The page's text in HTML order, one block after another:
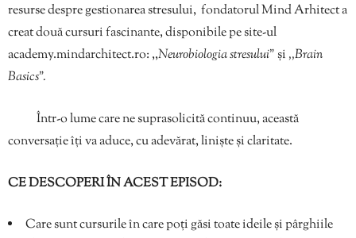
resurse despre gestionarea stresului, fondatorul Mind Arhitect a
creat două cursuri fascinante, disponibile pe site-ul
academy.mindarchitect.ro: ,,Neurobiologia stresului”și,,Brain
Basics”.
Într-o lume care ne suprasolicită continuu, această
conversație îți va aduce, cu adevărat, liniște și claritate.
CE DESCOPERI ÎN ACEST EPISOD:
Care sunt cursurile în care poți găsi toate ideile și pârghiile